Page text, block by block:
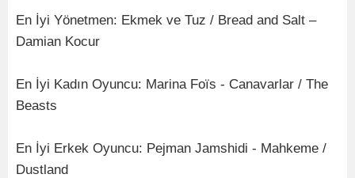
En İyi Yönetmen: Ekmek ve Tuz / Bread and Salt –
Damian Kocur
En İyi Kadın Oyuncu: Marina Foïs - Canavarlar / The
Beasts
En İyi Erkek Oyuncu: Pejman Jamshidi - Mahkeme /
Dustland